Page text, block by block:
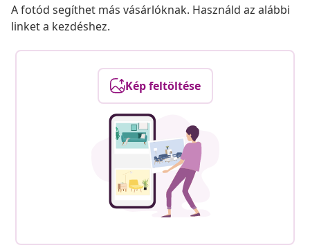
A fotód segíthet más vásárlóknak. Használd az alábbi
linket a kezdéshez.
Kép feltöltése